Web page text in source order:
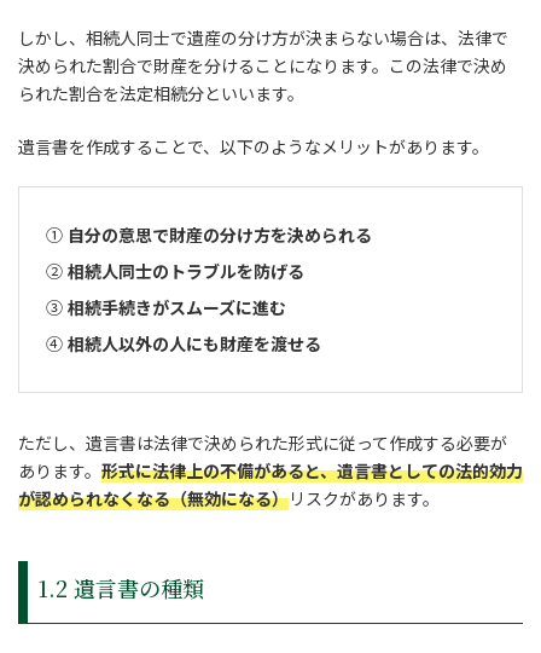
しかし、相続人同士で遺産の分け方が決まらない場合は、法律で
決められた割合で財産を分けることになります。この法律で決め
られた割合を法定相続分といいます。
遺言書を作成することで、以下のようなメリットがあります。
自分の意思で財産の分け方を決められる
相続人同士のトラブルを防げる
相続手続きがスムーズに進む
相続人以外の人にも財産を渡せる
ただし、遺言書は法律で決められた形式に従って作成する必要が
あります。 形式に法律上の不備があると、遺言書としての法的効力
が認められなくなる（無効になる）リスクがあります。
1.2 遺言書の種類